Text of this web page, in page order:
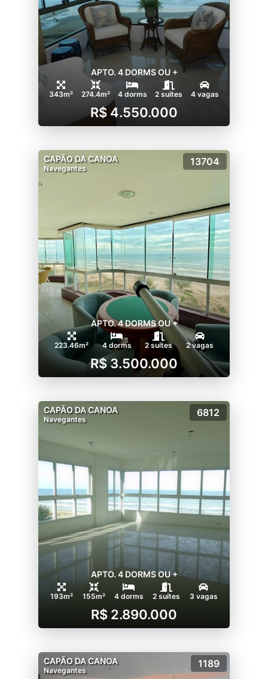
APTO. 4 DORMS OU +
343m² 274.4m² 4 dorms 2 suítes 4 vagas
R$ 4.550.000
CAPÃO DA CANOA
Navegantes
13704
APTO. 4 DORMS OU +
223.46m² 4 dorms 2 suítes 2 vagas
R$ 3.500.000
CAPÃO DA CANOA
Navegantes
6812
APTO. 4 DORMS OU +
193m² 155m² 4 dorms 2 suítes 3 vagas
R$ 2.890.000
CAPÃO DA CANOA
Navegantes
1189